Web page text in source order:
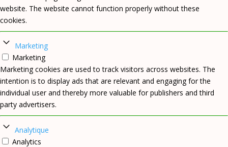
website. The website cannot function properly without these
cookies.
Marketing
Marketing
Marketing cookies are used to track visitors across websites. The
intention is to display ads that are relevant and engaging for the
individual user and thereby more valuable for publishers and third
party advertisers.
Analytique
Analytics